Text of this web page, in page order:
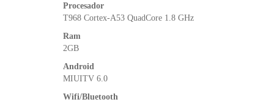
Procesador
T968 Cortex-A53 QuadCore 1.8 GHz
Ram
2GB
Android
MIUITV 6.0
Wifi/Bluetooth